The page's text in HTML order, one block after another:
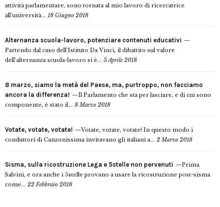
attività parlamentare, sono tornata al mio lavoro di ricercatrice
all’università... 18 Giugno 2018
Alternanza scuola-lavoro, potenziare contenuti educativi
Partendo dal caso dell’Istituto Da Vinci, il dibattito sul valore
dell’alternanza scuola-lavoro si è... 5 Aprile 2018
8 marzo, siamo la metà del Paese, ma, purtroppo, non facciamo
ancora la differenza!
Il Parlamento che sta per lasciare, e di cui sono
componente, è stato il... 8 Marzo 2018
Votate, votate, votate!
Votate, votate, votate! In questo modo i
conduttori di Canzonissima invitavano gli italiani a... 2 Marzo 2018
Sisma, sulla ricostruzione Lega e 5stelle non pervenuti
Prima
Salvini, e ora anche i 5stelle provano a usare la ricostruzione post-sisma
come... 22 Febbraio 2018